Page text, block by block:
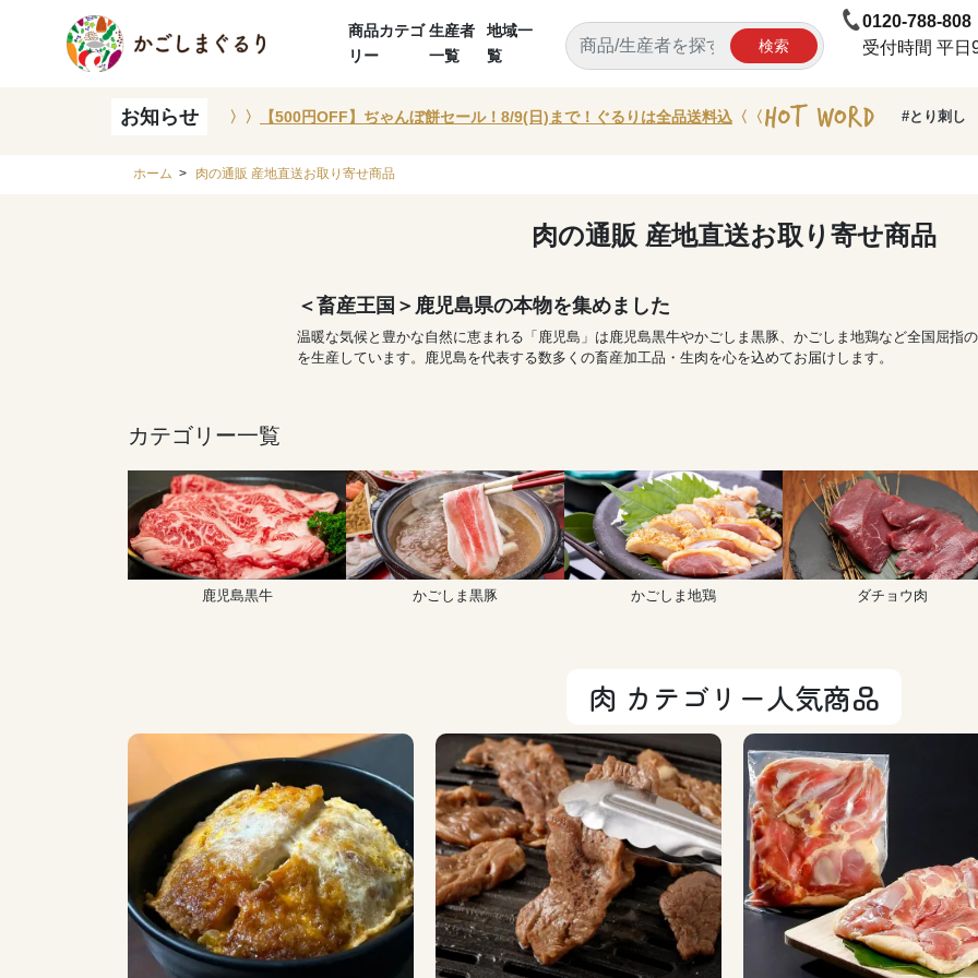
商品カテゴ
リー
生産者
一覧
地域一
覧
検索
0120-788-808
受付時間 平日
お知らせ 〉〉 【500円OFF】ぢゃんぼ餅セール！8/9(日)まで！ぐるりは全品送料込 〈〈 #とり刺し
ホーム > 肉の通販 産地直送お取り寄せ商品
肉の通販 産地直送お取り寄せ商品
＜畜産王国＞鹿児島県の本物を集めました
温暖な気候と豊かな自然に恵まれる「鹿児島」は鹿児島黒牛やかごしま黒豚、かごしま地鶏など全国屈指
を生産しています。鹿児島を代表する数多くの畜産加工品・生肉を心を込めてお届けします。
カテゴリー一覧
鹿児島黒牛 かごしま黒豚 かごしま地鶏 ダチョウ肉
肉 カテゴリー人気商品